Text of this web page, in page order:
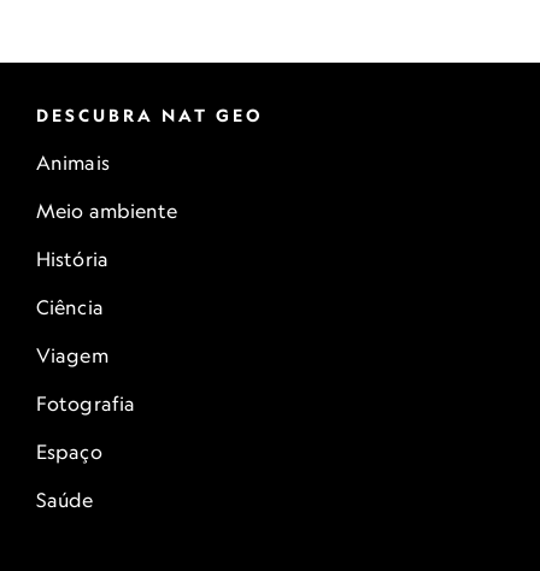
DESCUBRA NAT GEO
Animais
Meio ambiente
História
Ciência
Viagem
Fotografia
Espaço
Saúde